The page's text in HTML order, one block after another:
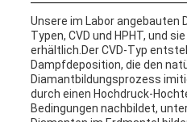
Unsere im Labor angebauten
Typen, CVD und HPHT, und
erhältlich.Der CVD-Typ
Dampfdeposition, die den
Diamantbildungsprozess
durch einen Hochdruck-
Bedingungen nachbildet,